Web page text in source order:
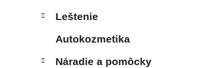
Leštenie
Autokozmetika
Náradie a pomôcky